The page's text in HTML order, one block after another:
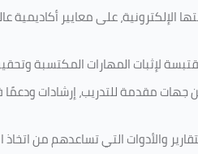
الإلكترونية، على معايير
لإثبات المهارات المكتسبة
مقدمة للتدريب، إرشادات ودعمًا
والأدوات التي تساعدهم من اتخاذ